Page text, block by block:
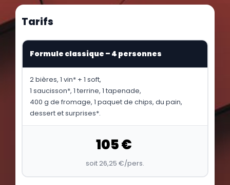
Tarifs
Formule classique – 4 personnes
2 bières, 1 vin* + 1 soft,
1 saucisson*, 1 terrine, 1 tapenade,
400 g de fromage, 1 paquet de chips, du pain,
dessert et surprises*.
105 €
soit 26,25 €/pers.